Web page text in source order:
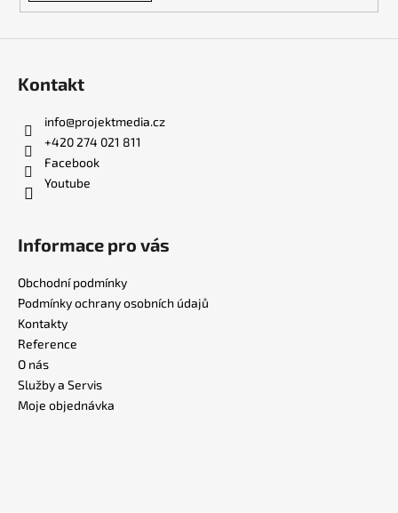
Kontakt
info@projektmedia.cz
+420 274 021 811
Facebook
Youtube
Informace pro vás
Obchodní podmínky
Podmínky ochrany osobních údajů
Kontakty
Reference
O nás
Služby a Servis
Moje objednávka